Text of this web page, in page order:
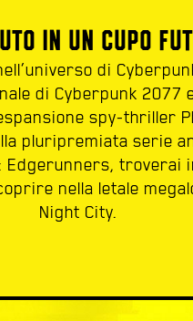
IN UN CUPO
di
di Cyberpunk 2077
spy-thriller
pluripremiata serie
Edgerunners, troverai
nella letale
Night City.